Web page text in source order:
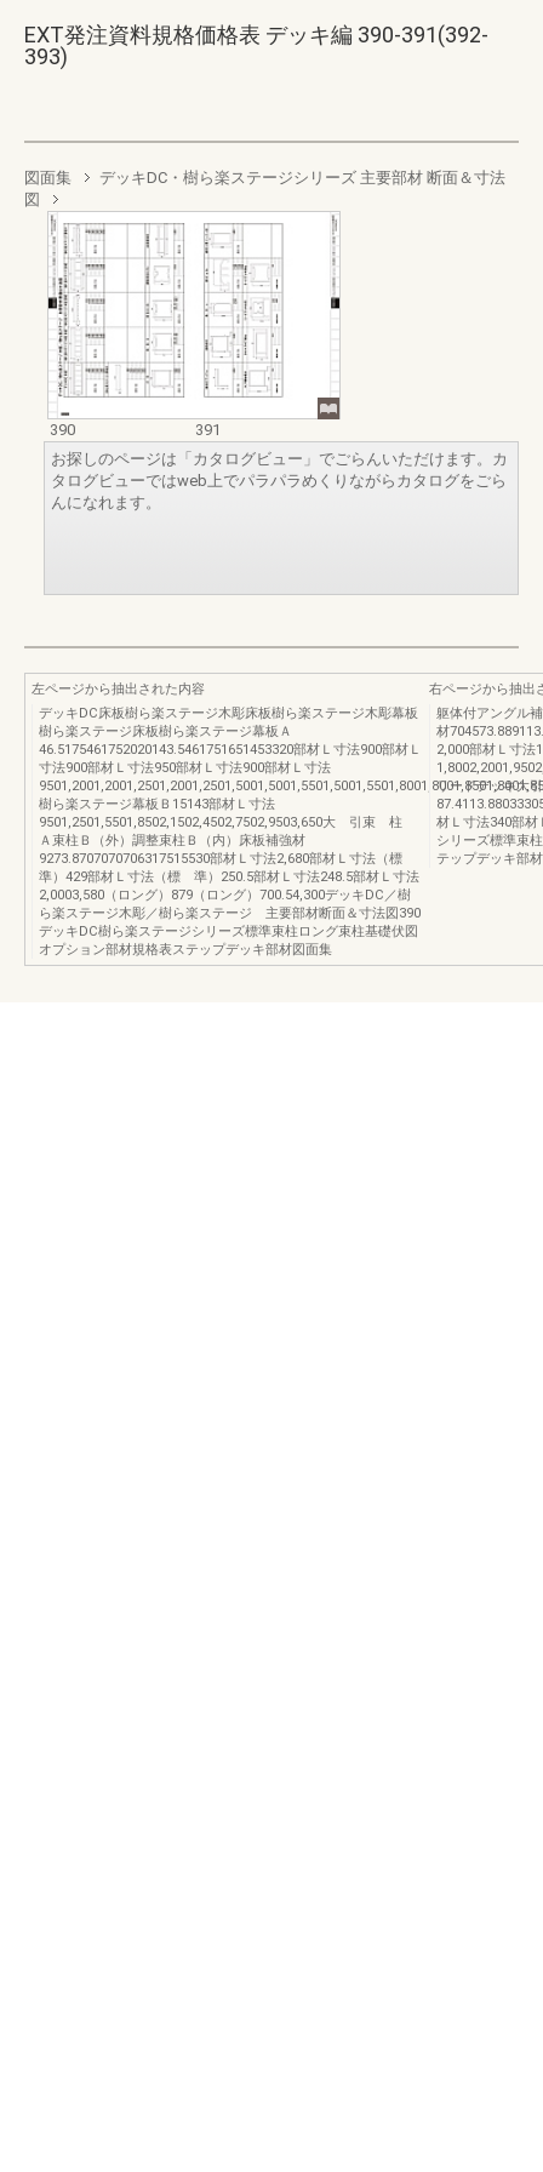
EXT発注資料規格価格表 デッキ編 390-391(392-
393)
図面集
デッキDC・樹ら楽ステージシリーズ 主要部材 断面＆寸法
図
390
391
お探しのページは「カタログビュー」でごらんいただけます。カ
タログビューではweb上でパラパラめくりながらカタログをごら
んになれます。
左ページから抽出された内容
デッキDC床板樹ら楽ステージ木彫床板樹ら楽ステージ木彫幕板
樹ら楽ステージ床板樹ら楽ステージ幕板Ａ
46.5175461752020143.5461751651453320部材Ｌ寸法900部材Ｌ
寸法900部材Ｌ寸法950部材Ｌ寸法900部材Ｌ寸法
樹ら楽ステージ幕板Ｂ15143部材Ｌ寸法
9501,2501,5501,8502,1502,4502,7502,9503,650大 引束 柱
Ａ束柱Ｂ（外）調整束柱Ｂ（内）床板補強材
9273.8707070706317515530部材Ｌ寸法2,680部材Ｌ寸法（標
準）429部材Ｌ寸法（標 準）250.5部材Ｌ寸法248.5部材Ｌ寸法
2,0003,580（ロング）879（ロング）700.54,300デッキDC／樹
ら楽ステージ木彫／樹ら楽ステージ 主要部材断面＆寸法図390
デッキDC樹ら楽ステージシリーズ標準束柱ロング束柱基礎伏図
オプション部材規格表ステップデッキ部材図面集
右ページから抽出
躯体付アングル
材
2,000部材Ｌ寸法
リードデッキ大
材Ｌ寸法340部材
シリーズ標準束
テップデッキ部